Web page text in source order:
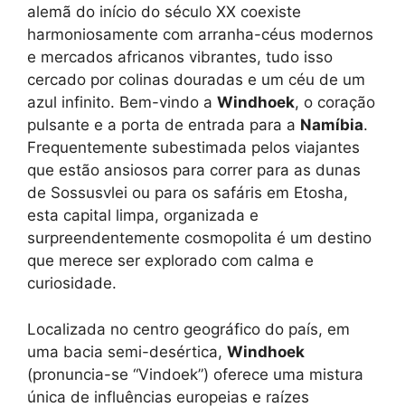
alemã do início do século XX coexiste
harmoniosamente com arranha-céus modernos
e mercados africanos vibrantes, tudo isso
cercado por colinas douradas e um céu de um
azul infinito. Bem-vindo a Windhoek, o coração
pulsante e a porta de entrada para a Namíbia.
Frequentemente subestimada pelos viajantes
que estão ansiosos para correr para as dunas
de Sossusvlei ou para os safáris em Etosha,
esta capital limpa, organizada e
surpreendentemente cosmopolita é um destino
que merece ser explorado com calma e
curiosidade.
Localizada no centro geográfico do país, em
uma bacia semi-desértica, Windhoek
(pronuncia-se “Vindoek”) oferece uma mistura
única de influências europeias e raízes